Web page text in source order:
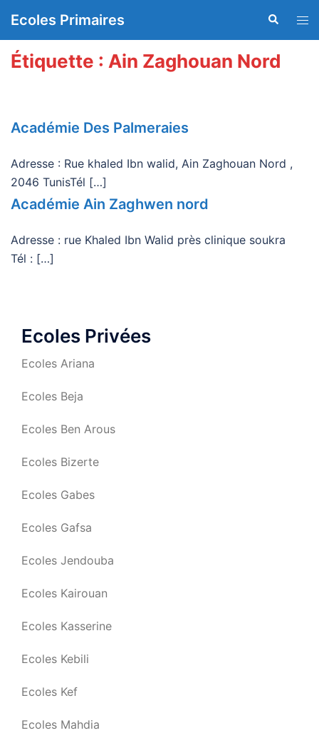
auEcoles Primaires
le
Étiquette : Ain Zaghouan Nord
Académie Des Palmeraies
Adresse : Rue khaled Ibn walid, Ain Zaghouan Nord ,
2046 TunisTél […]
Académie Ain Zaghwen nord
Adresse : rue Khaled Ibn Walid près clinique soukra
Tél : […]
Ecoles Privées
Ecoles Ariana
Ecoles Beja
Ecoles Ben Arous
Ecoles Bizerte
Ecoles Gabes
Ecoles Gafsa
Ecoles Jendouba
Ecoles Kairouan
Ecoles Kasserine
Ecoles Kebili
Ecoles Kef
Ecoles Mahdia